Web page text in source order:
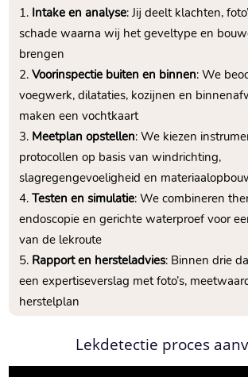
Intake en analyse: Jij deelt klachten,
schade waarna wij het geveltype en
brengen
Voorinspectie buiten en binnen: We
voegwerk, dilataties, kozijnen en
maken een vochtkaart
Meetplan opstellen: We kiezen
protocollen op basis van windrichting,
slagregengevoeligheid en
Testen en simulatie: We combineren
endoscopie en gerichte waterproef voor
van de lekroute
Rapport en hersteladvies: Binnen drie
een expertiseverslag met foto’s,
herstelplan
Lekdetectie proces